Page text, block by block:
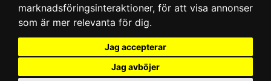
marknadsföringsinteraktioner, för att visa annonser
som är mer relevanta för dig.
Jag accepterar
Jag avböjer